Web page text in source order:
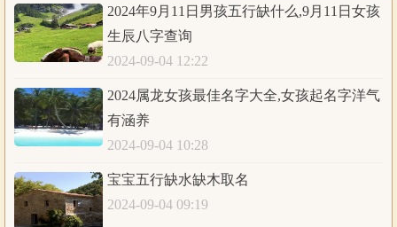
5. 辰时（早上7点至9点）——土
辰时属于土的五行属性，代表稳重、沉着和务实。此时人们
开始进入工作状态，适宜进行学习、工作、计划等需要耐心
和冷静的活动。
6. 巳时（上午9点至11点）——火
们工作状态最佳，适宜进行创造性的工作、会议或社交活
动。
2024年9月11日男孩五行缺什么,9月11日女孩
生辰八字查询
2024-09-04 12:22
2024属龙女孩最佳名字大全,女孩起名字洋气
有涵养
2024-09-04 10:28
宝宝五行缺水缺木取名
2024-09-04 09:19